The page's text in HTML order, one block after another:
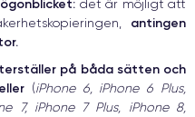
det är möjligt att
antingen
på båda sätten och
(iPhone 6, iPhone 6 Plus,
7, iPhone 7 Plus, iPhone 8,